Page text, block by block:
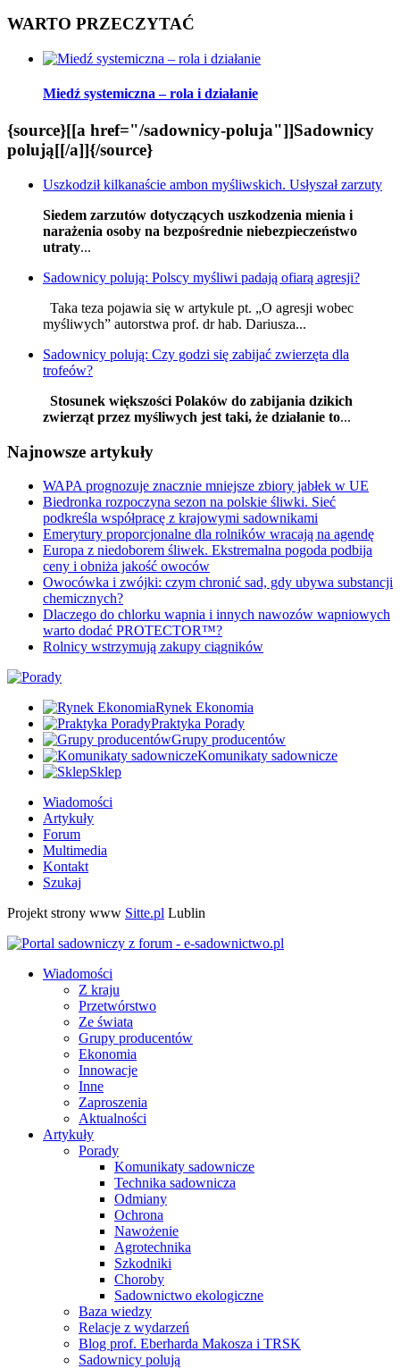
WARTO PRZECZYTAĆ
Miedź systemiczna – rola i działanie
{source}[[a href="/sadownicy-poluja"]]Sadownicy
polują[[/a]]{/source}
Uszkodził kilkanaście ambon myśliwskich. Usłyszał zarzuty
Siedem zarzutów dotyczących uszkodzenia mienia i
narażenia osoby na bezpośrednie niebezpieczeństwo
utraty...
Sadownicy polują: Polscy myśliwi padają ofiarą agresji?
Taka teza pojawia się w artykule pt. „O agresji wobec
myśliwych” autorstwa prof. dr hab. Dariusza...
Sadownicy polują: Czy godzi się zabijać zwierzęta dla
trofeów?
Stosunek większości Polaków do zabijania dzikich
zwierząt przez myśliwych jest taki, że działanie to...
Najnowsze artykuły
WAPA prognozuje znacznie mniejsze zbiory jabłek w UE
Biedronka rozpoczyna sezon na polskie śliwki. Sieć
podkreśla współpracę z krajowymi sadownikami
Emerytury proporcjonalne dla rolników wracają na agendę
Europa z niedoborem śliwek. Ekstremalna pogoda podbija
ceny i obniża jakość owoców
Owocówka i zwójki: czym chronić sad, gdy ubywa substancji
chemicznych?
Dlaczego do chlorku wapnia i innych nawozów wapniowych
warto dodać PROTECTOR™?
Rolnicy wstrzymują zakupy ciągników
Rynek Ekonomia
Praktyka Porady
Grupy producentów
Komunikaty sadownicze
Sklep
Wiadomości
Artykuły
Forum
Multimedia
Kontakt
Szukaj
Projekt strony www Sitte.pl Lublin
Wiadomości
Z kraju
Przetwórstwo
Ze świata
Grupy producentów
Ekonomia
Innowacje
Inne
Zaproszenia
Aktualności
Artykuły
Porady
Komunikaty sadownicze
Technika sadownicza
Odmiany
Ochrona
Nawożenie
Agrotechnika
Szkodniki
Choroby
Sadownictwo ekologiczne
Baza wiedzy
Relacje z wydarzeń
Blog prof. Eberharda Makosza i TRSK
Sadownicy polują